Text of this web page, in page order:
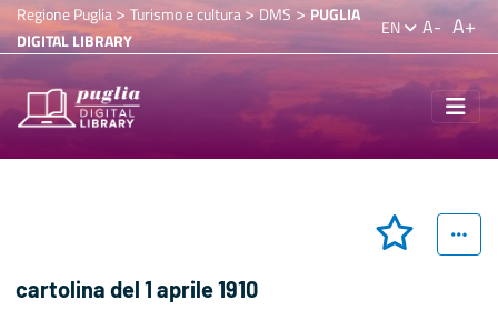
Regione Puglia> Turismo e cultura>DMS > PUGLIA
DIGITAL LIBRARY
EN A- A+
cartolina del 1 aprile 1910